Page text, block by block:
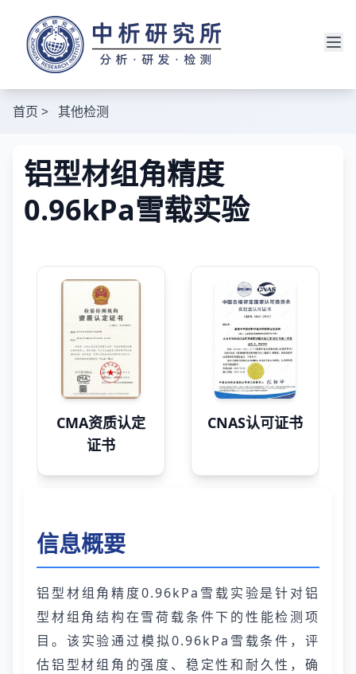
首页 > 其他检测
铝型材组角精度
0.96kPa雪载实验
CMA资质认定
证书
CNAS认可证书
信息概要
铝型材组角精度0.96kPa雪载实验是针对铝
型材组角结构在雪荷载条件下的性能检测项
目。该实验通过模拟0.96kPa雪载条件，评
估铝型材组角的强度、稳定性和耐久性，确